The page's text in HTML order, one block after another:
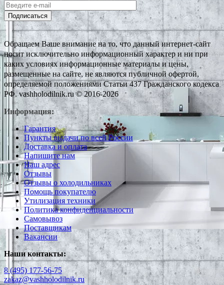
Подписаться
Обращаем Ваше внимание на то, что данный интернет-сайт
носит исключительно информационный характер и ни при
каких условиях информационные материалы и цены,
размещенные на сайте, не являются публичной офертой,
определяемой положениями Статьи 437 Гражданского кодекса
РФ. vashholodilnik.ru © 2016-2026
Информация:
Гарантия
Пункты выдачи по всей России
Доставка и оплата
Напишите нам
Наш адрес
Отзывы
Отзывы о холодильниках
Помощь покупателю
Утилизация техники
Политика конфиденциальности
Самовывоз
Поставщикам
Вакансии
Наши контакты:
8 (495) 177-56-75
zakaz@vashholodilnik.ru